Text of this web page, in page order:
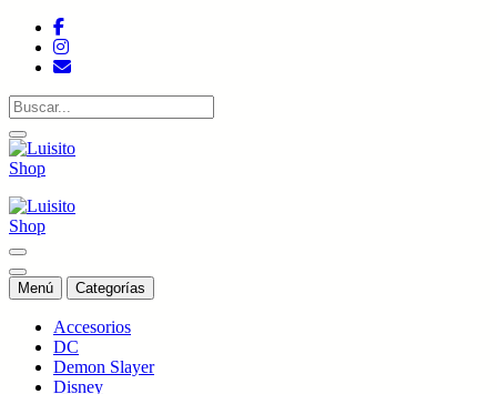
Saltar
contenido
Tienda de colecciones
Menú Categorías
Accesorios
DC
Demon Slayer
Disney